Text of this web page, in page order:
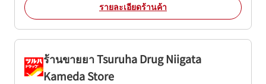
รายละเอียดร้านค้า
ร้านขายยา Tsuruha Drug Niigata
Kameda Store